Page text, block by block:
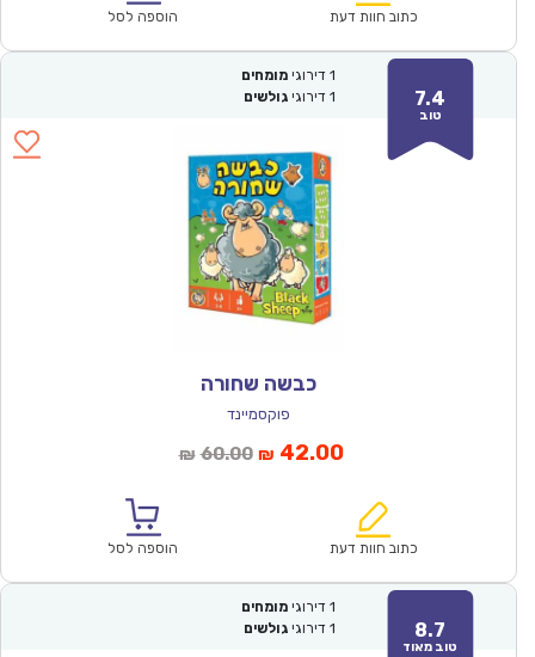
₪64.00.
כתוב חוות דעת הוספה לסל
7.4
טוב
1 דירוגי מומחים
1 דירוגי גולשים
כבשה שחורה
פוקסמיינד
₪ 60.00המחיר
₪60.00.
₪ 42.00המחיר
הוא:
כתוב חוות דעת הוספה לסל
8.7
טוב מאוד
1 דירוגי מומחים
1 דירוגי גולשים